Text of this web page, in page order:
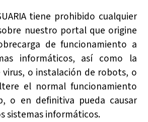
tiene prohibido cualquier
nuestro portal que origine
de funcionamiento a
informáticos, así como la
o instalación de robots, o
el normal funcionamiento
o en definitiva pueda causar
sistemas informáticos.